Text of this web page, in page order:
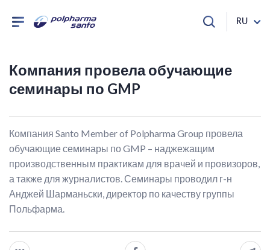
RU
Компания провела обучающие
семинары по GMP
Компания Santo Member of Polpharma Group провела
обучающие семинары по GMP – наджежащим
производственным практикам для врачей и провизоров,
а также для журналистов. Семинары проводил г-н
Анджей Шарманьски, директор по качеству группы
Польфарма.